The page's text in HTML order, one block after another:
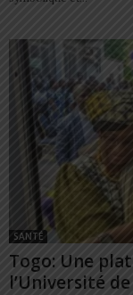
SANTÉ
Togo: Une
l’Université